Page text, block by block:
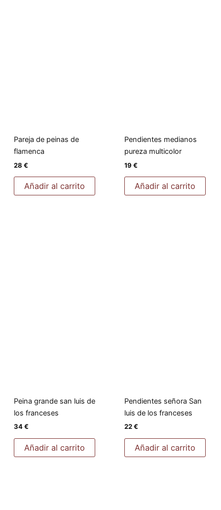
Pareja de peinas de
flamenca
28 €
Añadir al carrito
Pendientes medianos
pureza multicolor
19 €
Añadir al carrito
Peina grande san luis de
los franceses
34€
Añadir al carrito
Pendientes señora San
luis de los franceses
22€
Añadir al carrito